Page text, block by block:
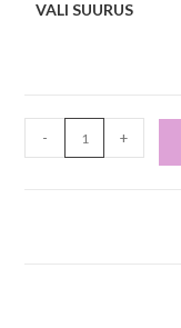
VALI SUURUS
- +